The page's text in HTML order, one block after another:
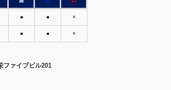
● ● ×
● ● ×
ファイブビル201